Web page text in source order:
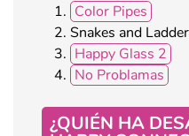
Color Pipes
Snakes and
Happy Glass 2
No Problamas
¿QUIÉN HA